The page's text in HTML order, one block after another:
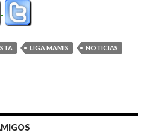
LIGA MAMIS NOTICIAS